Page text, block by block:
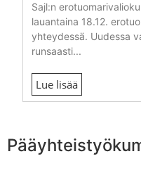
Sajl:n
lauantaina 18.12.
yhteydessä. Uudessa
runsaasti...
Lue lisää